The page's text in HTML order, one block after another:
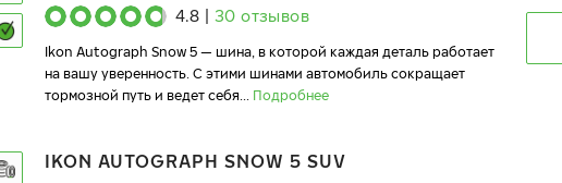
4.8 30 отзывов
Ikon Autograph Snow 5 — шина, в которой каждая деталь работает
на вашу уверенность. С этими шинами автомобиль сокращает
тормозной путь и ведет себя... Подробнее
IKON AUTOGRAPH SNOW 5 SUV